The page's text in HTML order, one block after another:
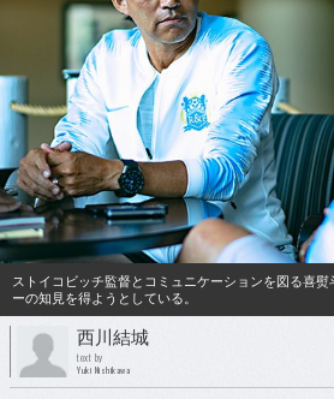
ストイコビッチ監督とコミュニケーションを図る喜
ーの知見を得ようとしている。
西川結城
text by
Yuki Nishikawa